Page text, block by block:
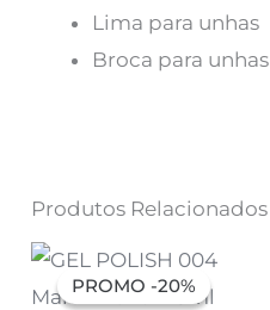
Lima para unhas
Broca para unhas
Produtos Relacionados
PROMO -20%
PROMO -20%
O
preço
original
O
preço
atual